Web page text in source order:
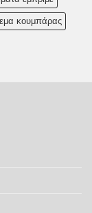
κουμπάρας